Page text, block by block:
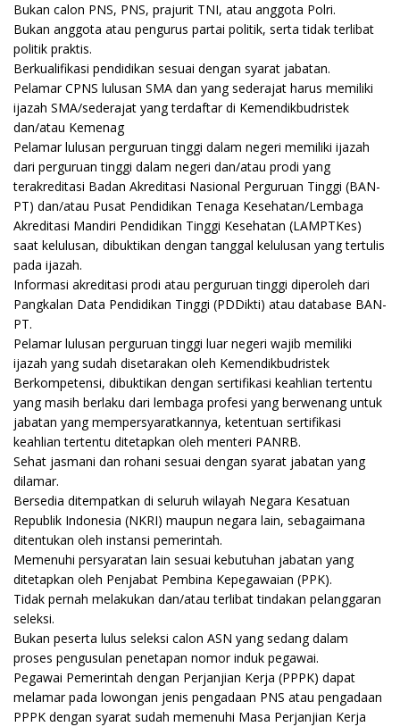
Bukan calon PNS, PNS, prajurit TNI, atau anggota Polri.
Bukan anggota atau pengurus partai politik, serta tidak terlibat
politik praktis.
Berkualifikasi pendidikan sesuai dengan syarat jabatan.
Pelamar CPNS lulusan SMA dan yang sederajat harus memiliki
ijazah SMA/sederajat yang terdaftar di Kemendikbudristek
dan/atau Kemenag
Pelamar lulusan perguruan tinggi dalam negeri memiliki ijazah
dari perguruan tinggi dalam negeri dan/atau prodi yang
terakreditasi Badan Akreditasi Nasional Perguruan Tinggi (BAN-
PT) dan/atau Pusat Pendidikan Tenaga Kesehatan/Lembaga
Akreditasi Mandiri Pendidikan Tinggi Kesehatan (LAMPTKes)
saat kelulusan, dibuktikan dengan tanggal kelulusan yang tertulis
pada ijazah.
Informasi akreditasi prodi atau perguruan tinggi diperoleh dari
Pangkalan Data Pendidikan Tinggi (PDDikti) atau database BAN-
PT.
Pelamar lulusan perguruan tinggi luar negeri wajib memiliki
ijazah yang sudah disetarakan oleh Kemendikbudristek
Berkompetensi, dibuktikan dengan sertifikasi keahlian tertentu
yang masih berlaku dari lembaga profesi yang berwenang untuk
jabatan yang mempersyaratkannya, ketentuan sertifikasi
keahlian tertentu ditetapkan oleh menteri PANRB.
Sehat jasmani dan rohani sesuai dengan syarat jabatan yang
dilamar.
Bersedia ditempatkan di seluruh wilayah Negara Kesatuan
Republik Indonesia (NKRI) maupun negara lain, sebagaimana
ditentukan oleh instansi pemerintah.
Memenuhi persyaratan lain sesuai kebutuhan jabatan yang
ditetapkan oleh Penjabat Pembina Kepegawaian (PPK).
Tidak pernah melakukan dan/atau terlibat tindakan pelanggaran
seleksi.
Bukan peserta lulus seleksi calon ASN yang sedang dalam
proses pengusulan penetapan nomor induk pegawai.
Pegawai Pemerintah dengan Perjanjian Kerja (PPPK) dapat
melamar pada lowongan jenis pengadaan PNS atau pengadaan
PPPK dengan syarat sudah memenuhi Masa Perjanjian Kerja